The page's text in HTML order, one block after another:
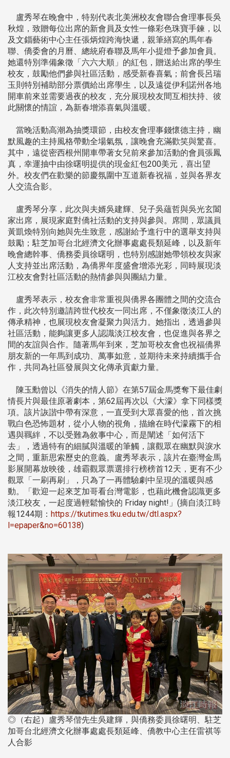
盧秀琴在晚會中，特别代表北美洲校友會聯合會理事長吳
秋煌，致贈每位出席的新會員及女性一條彩色珠寶手鍊，以
及文錙藝術中心主任張炳煌跨海快遞，親筆繕寫的馬年春
聯、僑委會的月曆、總統府春聯及馬年小提燈予參加會員。
她還特別準備象徵「六六大順」的紅包，贈送給出席的學生
校友，鼓勵他們參與社區活動，感受新春喜氣；前會長呂瑞
玉則特別補助部分票價給出席學生，以及遠從伊利諾州各地
開車前來並需要過夜的校友，充分展現校友間互相扶持、彼
此關懷的情誼，為新春增添喜氣與溫暖。
當晚活動高潮為抽獎環節，由校友會理事錢懷德主持，幽
默風趣的主持風格帶動全場氣氛，讓晚會充滿歡笑與驚喜。
其中，遠從密西根州開車帶著女兒前來參加活動的會員張鳳
真，幸運抽中由徐曙明提供的現金紅包200美元，喜出望
外。校友們在歡樂的節慶氛圍中互道新春祝福，並與各界友
人交流合影。
盧秀琴分享，此次與夫婿吳建輝、兒子吳蘊哲與吳光玄闔
家出席，展現家庭對僑社活動的支持與參與。席間，眾議員
黃凱煥特別向她與先生致意，感謝給予進行中的選舉支持與
鼓勵；駐芝加哥台北經濟文化辦事處處長類延峰，以及新年
晚會總幹事、僑務委員徐曙明，也特別感謝她帶領校友與家
人支持並出席活動，為僑界年度盛會增添光彩，同時展現淡
江校友會對社區活動的熱情參與與團結力量。
盧秀琴表示，校友會非常重視與僑界各團體之間的交流合
作，此次特別邀請跨世代校友一同出席，不僅象徵淡江人的
傳承精神，也展現校友會凝聚力與活力。她指出，透過參與
社區活動，能夠讓更多人認識淡江校友會，也促進與各界之
間的友誼與合作。隨著馬年到來，芝加哥校友會也祝福僑界
朋友新的一年馬到成功、萬事如意，並期待未來持續攜手合
作，共同為社區發展與文化傳承貢獻力量。
陳玉勳曾以《消失的情人節》在第57屆金馬獎奪下最佳劇
情長片與最佳原著劇本，第62屆再次以《大濛》拿下同樣獎
項。該片詼諧中帶有深意，一直受到大眾喜愛的他，首次挑
戰白色恐怖題材，從小人物的視角，描繪在時代濛霧下的相
遇與羈絆，不以受難為敘事中心，而是闡述「如何活下
去」，透過特有的細膩與溫暖的筆觸，讓觀眾在幽默與淚水
之間，重新思索歷史的意義。盧秀琴表示，該片在臺灣金馬
影展開幕放映後，雄霸觀眾票選排行榜榜首12天，更有不少
觀眾「一刷再刷」，只為了一再體驗劇中呈現的溫暖與感
動。「歡迎一起來芝加哥看台灣電影，也藉此機會認識更多
淡江校友，一起度過輕鬆愉快的 Friday night!」(摘自淡江時
報1244期： https://tkutimes.tku.edu.tw/dtl.aspx?
l=epaper&no=60138)
◎（右起）盧秀琴偕先生吳建輝，與僑務委員徐曙明、駐芝
加哥台北經濟文化辦事處處長類延峰、僑教中心主任雷祺等
人合影